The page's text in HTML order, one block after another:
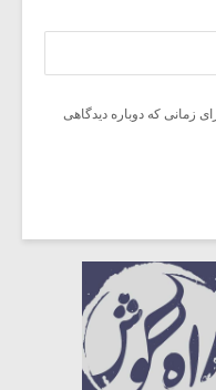
زمانی که دوباره دیدگاهی